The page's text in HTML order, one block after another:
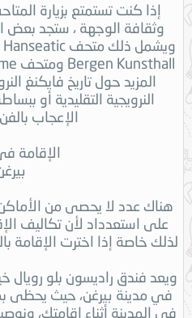
إذا كنت تستمتع بزيارة
وثقافة الوجهة ، ستجد بعض
المزيد حول تاريخ فايكنغ
النرويجية التقليدية أو
الإعجاب
الإقامة
هناك عدد لا يحصى من
على استعدداد لأن تكاليف
لذلك خاصة إذا اخترت الإقامة
ويعد فندق راديسون بلو رويال
في مدينة بيرغن، حيث يحظى
في المدينة أثناء إقامتك،